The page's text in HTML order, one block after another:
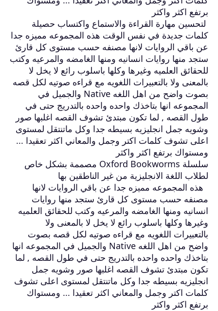
برتفع اكثر واكثر
لتحسين مهارة القراءة والاستماع واكتساب حصيلة
كلمات جديدة في نفس الوقت هذه المجموعه مميزه جدا
عن باقي الروايات لانها مصنفه حسب مستوى كل قارئ
ستجد منها روايات انسانيه ومنها الغامضه والمرعيه وكتب
للحقائق العلميه وغيرها وكلها باسلوب رائع لا يخل لا
بالمعنى ولا بالتعبيرات اللغويه مع قراءه صوتيه لكل قصه
بصوت واضح من اهل اللغه Native والجميل في
المجموعه انها بتاخذك واحده واحده بالتدريج حتى في
طول القصه , لما تكون مبتدئ تشوف القصه اغلبها صور
وشويه جمل انجليزيه بسيطه جدا وكل ماتنتقل لمستوى
اعلى تشوف كلمات اكتر وجمل والمعاني اكثر تعقيدا ...
ومستواك برتفع اكثر واكثر
سلسلة Oxford Bookworms مصممة بشكل خاص
لطلاب اللغة الانجليزية من غير الناطقين بها
هذه المجموعه مميزه جدا عن باقي الروايات لانها
مصنفه حسب مستوى كل قارئ ستجد منها روايات
انسانيه ومنها الغامضه والمرعيه وكتب للحقائق العلميه
وغيرها وكلها باسلوب رائع لا يخل لا بالمعنى ولا
بالتعبيرات اللغويه مع قراءه صوتيه لكل قصه بصوت
واضح من اهل اللغه Native والجميل في المجموعه انها
بتاخذك واحده واحده بالتدريج حتى في طول القصه , لما
تكون مبتدئ تشوف القصه اغلبها صور وشويه جمل
انجليزيه بسيطه جدا وكل ماتنتقل لمستوى اعلى تشوف
كلمات اكتر وجمل والمعاني اكثر تعقيدا ... ومستواك
برتفع اكثر واكثر